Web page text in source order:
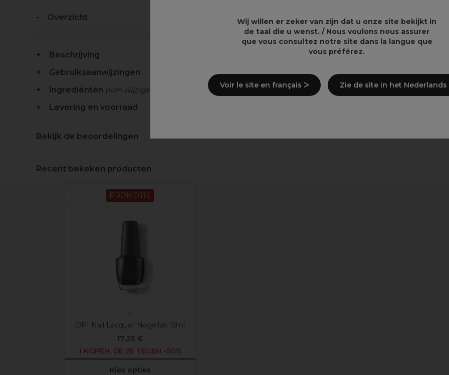
Overzicht
Beschrijving
Gebruiksaanwijzingen
Ingrediënten (kan wijzigen, verpakking raadplegen)
Levering en voorraad
Bekijk de beoordelingen
Recent bekeken producten
PROMOTIE
OPI Nail Lacquer Nagellak 15ml
17,25 €
1 KOPEN, DE 2E TEGEN -50%
Kies opties
Wij willen er zeker van zijn dat u onze site bekijkt in
de taal die u wenst. / Nous voulons nous assurer
que vous consultez notre site dans la langue que
vous préférez.
Voir le site en français ᐳ Zie de site in het Nederlands